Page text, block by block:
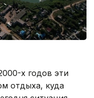
х годов эти
отдыха, куда